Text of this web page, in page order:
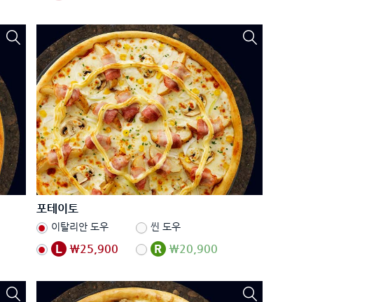
포테이토
이탈리안 도우 씬 도우
₩25,900 ₩20,900